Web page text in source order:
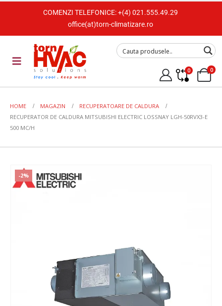
COMENZI TELEFONICE:+(4) 021.555.49.29
office(at)torn-climatizare.ro
0 0
HOME MAGAZIN
RECUPERATOARE DE CALDURA
RECUPERATOR DE CALDURA MITSUBISHI ELECTRIC LOSSNAY LGH-50RVX3-E
500 MC/H
-2%